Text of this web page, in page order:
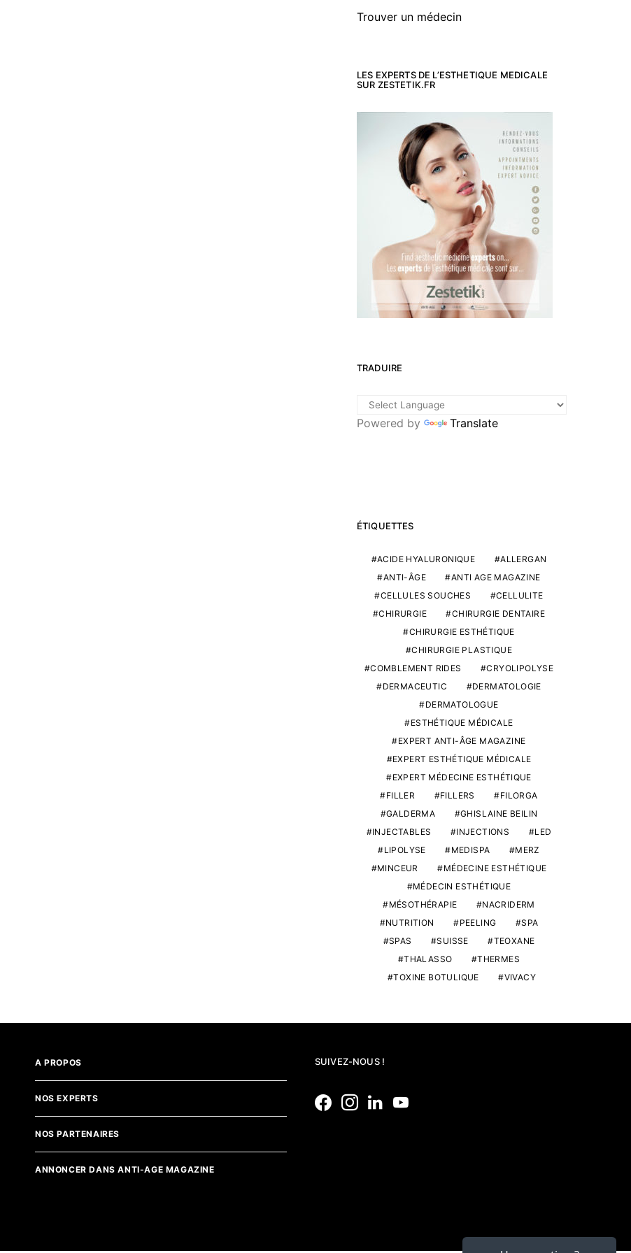
Trouver un médecin
LES EXPERTS DE L’ESTHETIQUE MEDICALE
SUR ZESTETIK.FR
TRADUIRE
Powered by Translate
ÉTIQUETTES
ACIDE HYALURONIQUE
ALLERGAN
ANTI-ÂGE
ANTI AGE MAGAZINE
CELLULES SOUCHES
CELLULITE
CHIRURGIE
CHIRURGIE DENTAIRE
CHIRURGIE ESTHÉTIQUE
CHIRURGIE PLASTIQUE
COMBLEMENT RIDES
CRYOLIPOLYSE
DERMACEUTIC
DERMATOLOGIE
DERMATOLOGUE
ESTHÉTIQUE MÉDICALE
EXPERT ANTI-ÂGE MAGAZINE
EXPERT ESTHÉTIQUE MÉDICALE
EXPERT MÉDECINE ESTHÉTIQUE
FILLER
FILLERS
FILORGA
GALDERMA
GHISLAINE BEILIN
INJECTABLES
INJECTIONS
LED
LIPOLYSE
MEDISPA
MERZ
MINCEUR
MÉDECINE ESTHÉTIQUE
MÉDECIN ESTHÉTIQUE
MÉSOTHÉRAPIE
NACRIDERM
NUTRITION
PEELING
SPA
SPAS
SUISSE
TEOXANE
THALASSO
THERMES
TOXINE BOTULIQUE
VIVACY
A PROPOS
NOS EXPERTS
NOS PARTENAIRES
ANNONCER DANS ANTI-AGE MAGAZINE
SUIVEZ-NOUS !